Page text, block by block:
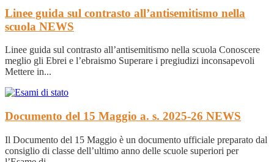
Linee guida sul contrasto all’antisemitismo nella
scuola NEWS
Linee guida sul contrasto all’antisemitismo nella scuola Conoscere
meglio gli Ebrei e l’ebraismo Superare i pregiudizi inconsapevoli
Mettere in...
Documento del 15 Maggio a. s. 2025-26 NEWS
Il Documento del 15 Maggio è un documento ufficiale preparato dal
consiglio di classe dell’ultimo anno delle scuole superiori per